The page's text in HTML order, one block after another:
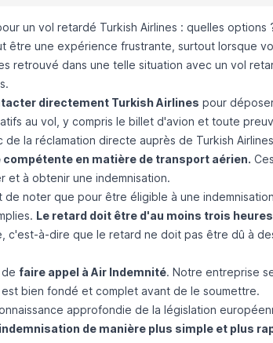
un vol retardé Turkish Airlines : quelles options
être une expérience frustrante, surtout lorsque
retrouvé dans une telle situation avec un vol
directement Turkish Airlines pour
au vol, y compris le billet d'avion et toute
de la réclamation directe auprès de Turkish
compétente en matière de transport aérien.
et à obtenir une indemnisation.
noter que pour être éligible à une
Le retard doit être d'au moins trois heures
c'est-à-dire que le retard ne doit pas être dû à
faire appel à Air Indemnité. Notre entreprise
est bien fondé et complet avant de le soumettre.
approfondie de la législation
de manière plus simple et plus